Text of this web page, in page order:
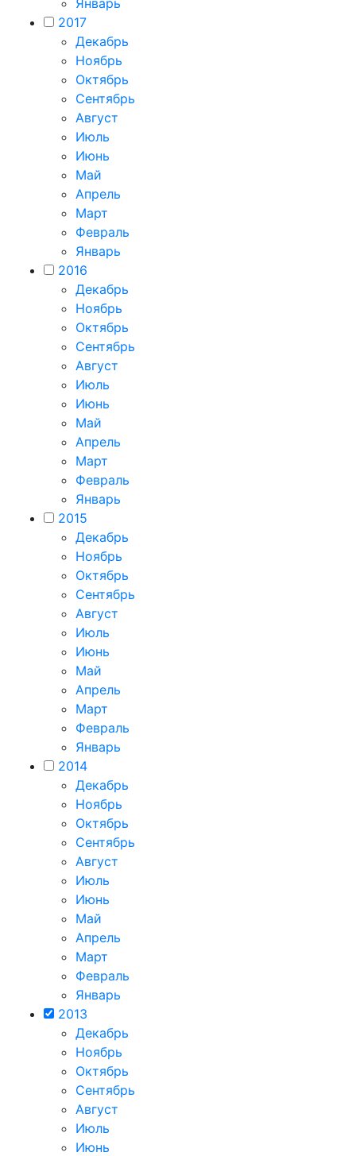
2017
Декабрь
Ноябрь
Октябрь
Сентябрь
Август
Июль
Июнь
Май
Апрель
Март
Февраль
Январь
2016
Декабрь
Ноябрь
Октябрь
Сентябрь
Август
Июль
Июнь
Май
Апрель
Март
Февраль
Январь
2015
Декабрь
Ноябрь
Октябрь
Сентябрь
Август
Июль
Июнь
Май
Апрель
Март
Февраль
Январь
2014
Декабрь
Ноябрь
Октябрь
Сентябрь
Август
Июль
Июнь
Май
Апрель
Март
Февраль
Январь
2013
Декабрь
Ноябрь
Октябрь
Сентябрь
Август
Июль
Июнь